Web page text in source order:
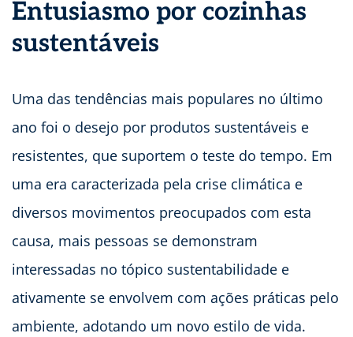
Entusiasmo por cozinhas
sustentáveis
Uma das tendências mais populares no último
ano foi o desejo por produtos sustentáveis e
resistentes, que suportem o teste do tempo. Em
uma era caracterizada pela crise climática e
diversos movimentos preocupados com esta
causa, mais pessoas se demonstram
interessadas no tópico sustentabilidade e
ativamente se envolvem com ações práticas pelo
ambiente, adotando um novo estilo de vida.